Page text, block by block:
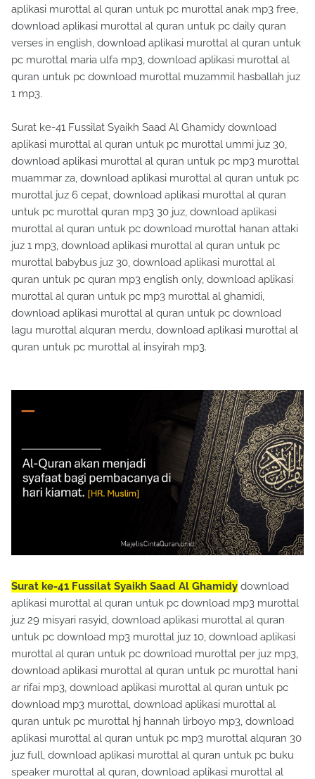
aplikasi murottal al quran untuk pc murottal anak mp3 free,
download aplikasi murottal al quran untuk pc daily quran
verses in english, download aplikasi murottal al quran untuk
pc murottal maria ulfa mp3, download aplikasi murottal al
quran untuk pc download murottal muzammil hasballah juz
1 mp3.
Surat ke-41 Fussilat Syaikh Saad Al Ghamidy download
aplikasi murottal al quran untuk pc murottal ummi juz 30,
download aplikasi murottal al quran untuk pc mp3 murottal
muammar za, download aplikasi murottal al quran untuk pc
murottal juz 6 cepat, download aplikasi murottal al quran
untuk pc murottal quran mp3 30 juz, download aplikasi
murottal al quran untuk pc download murottal hanan attaki
juz 1 mp3, download aplikasi murottal al quran untuk pc
murottal babybus juz 30, download aplikasi murottal al
quran untuk pc quran mp3 english only, download aplikasi
murottal al quran untuk pc mp3 murottal al ghamidi,
download aplikasi murottal al quran untuk pc download
lagu murottal alquran merdu, download aplikasi murottal al
quran untuk pc murottal al insyirah mp3.
Surat ke-41 Fussilat Syaikh Saad Al Ghamidy download
aplikasi murottal al quran untuk pc download mp3 murottal
juz 29 misyari rasyid, download aplikasi murottal al quran
untuk pc download mp3 murottal juz 10, download aplikasi
murottal al quran untuk pc download murottal per juz mp3,
download aplikasi murottal al quran untuk pc murottal hani
ar rifai mp3, download aplikasi murottal al quran untuk pc
download mp3 murottal, download aplikasi murottal al
quran untuk pc murottal hj hannah lirboyo mp3, download
aplikasi murottal al quran untuk pc mp3 murottal alquran 30
juz full, download aplikasi murottal al quran untuk pc buku
speaker murottal al quran, download aplikasi murottal al